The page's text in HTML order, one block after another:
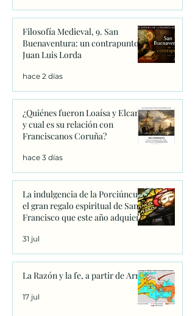
Filosofía Medieval, 9. San
Buenaventura: un contrapunto.
Juan Luis Lorda
hace 2 días
¿Quiénes fueron Loaísa y Elcano
y cual es su relación con
Franciscanos Coruña?
hace 3 días
La indulgencia de la Porciúncula:
el gran regalo espiritual de San
Francisco que este año adquiere
31 jul
La Razón y la fe, a partir de Arrio
17 jul